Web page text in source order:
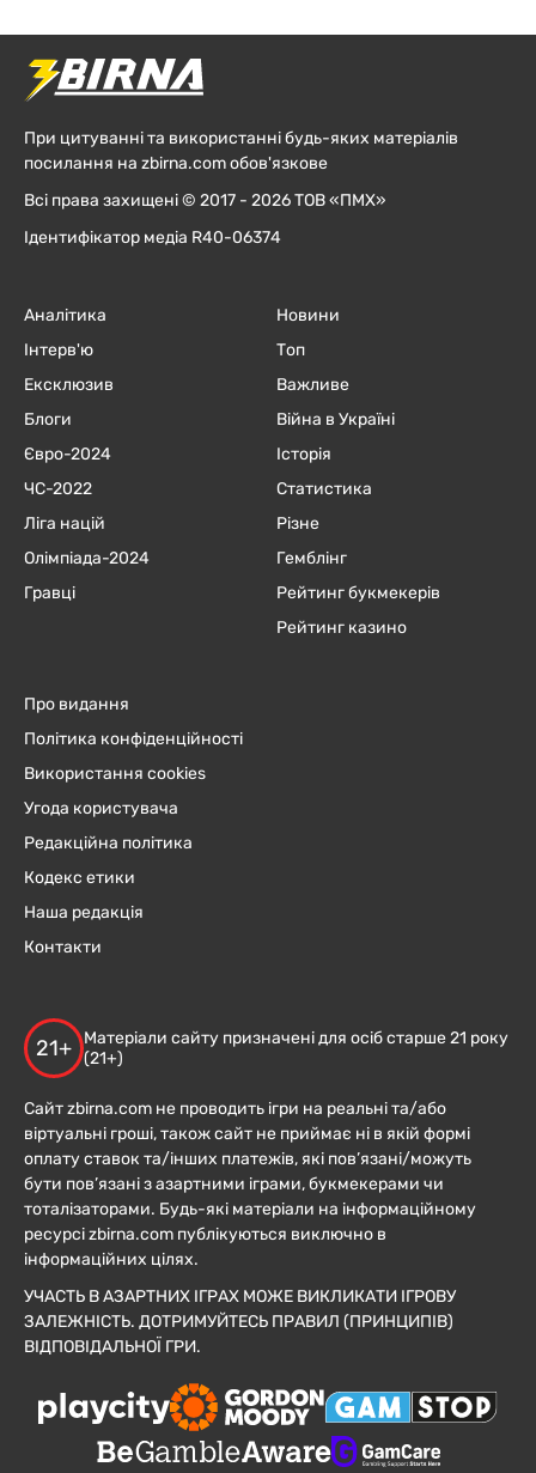
При цитуванні та використанні будь-яких матеріалів
посилання на zbirna.com обов'язкове
Всі права захищені © 2017 - 2026 ТОВ «ПМХ»
Ідентифікатор медіа R40-06374
Аналітика
Інтерв'ю
Ексклюзив
Блоги
Євро-2024
ЧC-2022
Ліга націй
Олімпіада-2024
Гравці
Новини
Топ
Важливе
Війна в Україні
Історія
Статистика
Різне
Гемблінг
Рейтинг букмекерів
Рейтинг казино
Про видання
Політика конфіденційності
Використання cookies
Угода користувача
Редакційна політика
Кодекс етики
Наша редакція
Контакти
21+
Матеріали сайту призначені для осіб старше 21 року
(21+)
Сайт zbirna.com не проводить ігри на реальні та/або
віртуальні гроші, також сайт не приймає ні в якій формі
оплату ставок та/інших платежів, які пов’язані/можуть
бути пов’язані з азартними іграми, букмекерами чи
тоталізаторами. Будь-які матеріали на інформаційному
ресурсі zbirna.com публікуються виключно в
інформаційних цілях.
УЧАСТЬ В АЗАРТНИХ ІГРАХ МОЖЕ ВИКЛИКАТИ ІГРОВУ
ЗАЛЕЖНІСТЬ. ДОТРИМУЙТЕСЬ ПРАВИЛ (ПРИНЦИПІВ)
ВІДПОВІДАЛЬНОЇ ГРИ.